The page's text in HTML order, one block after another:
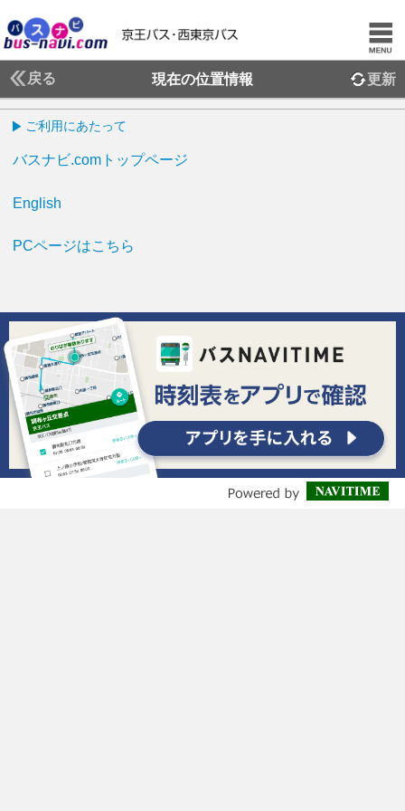
戻る 現在の位置情報 更新
ご利用にあたって
バスナビ.comトップページ
English
PCページはこちら